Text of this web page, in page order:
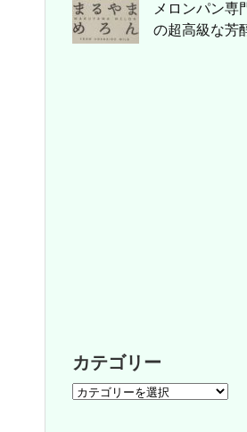
メロンパン専
の超高級な芳
カテゴリー